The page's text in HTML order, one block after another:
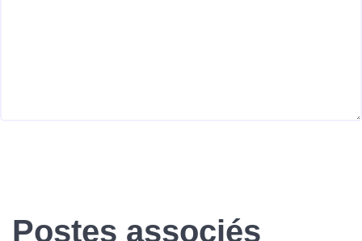
Postes associés